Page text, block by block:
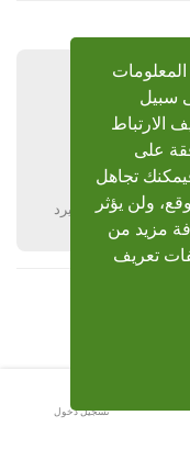
المعلومات
سبيل
الارتباط
على
تجاهل
ولن يؤثر
مزيد من
تعريف
يرد
تسجيل دخول